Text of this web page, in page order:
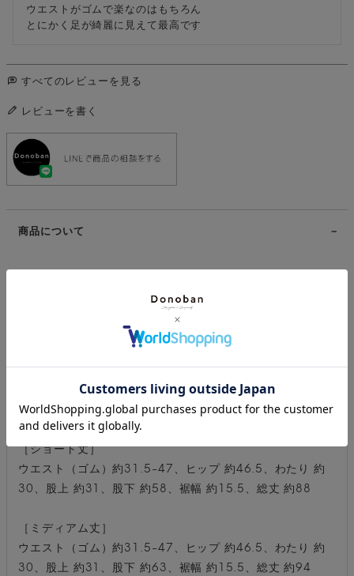
ウエストがゴムで楽なのはもちろん
とにかく足が綺麗に見えて最高です
すべてのレビューを見る
レビューを書く
商品について
■サイズ（cm）
【OneSize】
［ショート丈］
ウエスト（ゴム）約31.5-47、ヒップ 約46.5、わたり 約
30、股上 約31、股下 約58、裾幅 約15.5、総丈 約88
［ミディアム丈］
ウエスト（ゴム）約31.5-47、ヒップ 約46.5、わたり 約
30、股上 約31、股下 約63、裾幅 約15.5、総丈 約94